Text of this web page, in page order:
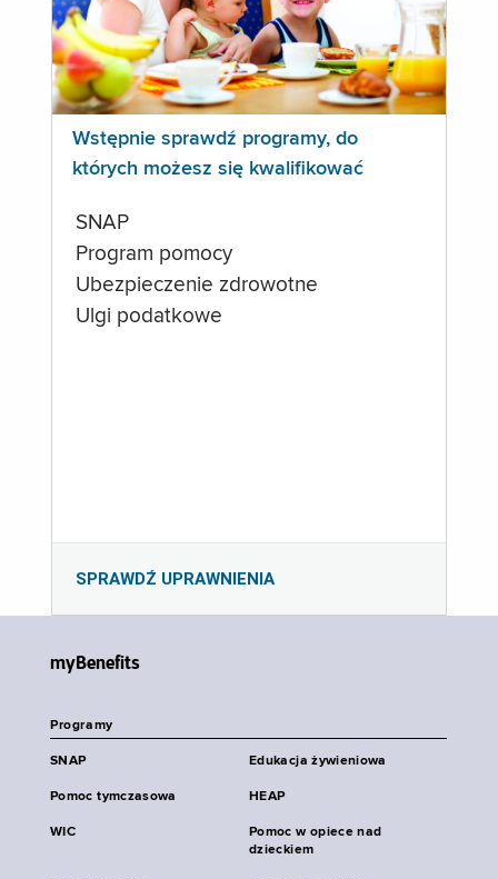
Wstępnie sprawdź programy, do
których możesz się kwalifikować
SNAP
Program pomocy
Ubezpieczenie zdrowotne
Ulgi podatkowe
SPRAWDŹ UPRAWNIENIA
myBenefits
Programy
SNAP Edukacja żywieniowa
Pomoc tymczasowa HEAP
WIC
Pomoc w opiece nad
dzieckiem